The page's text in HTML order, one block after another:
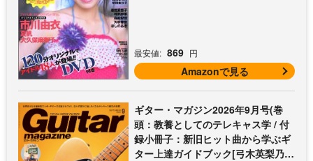
最安値: 869 円
Amazonで見る
ギター・マガジン2026年9月号(巻
頭：教養としてのテレキャス学 / 付
録小冊子：新旧ヒット曲から学ぶギ
ター上達ガイドブック[弓木英梨乃の